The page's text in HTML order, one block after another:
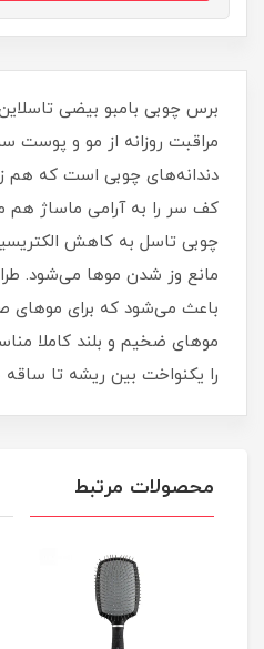
برس چوبی بامبو بیضی
مراقبت روزانه از مو و پوست
دندانه‌های چوبی است که هم
کف سر را به آرامی ماساژ هم
چوبی تاسل به کاهش
مانع وز شدن موها می‌شود.
باعث می‌شود که برای موهای
موهای ضخیم و بلند کاملا
را یکنواخت بین ریشه تا
محصولات مرتبط